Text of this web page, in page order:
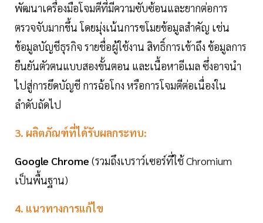
พัฒนาเครื่องมือโจมตีที่มีความซับซ้อนและยากต่อการ
ตรวจจับมากขึ้น โดยมุ่งเน้นการขโมยข้อมูลสำคัญ เช่น
ข้อมูลบัญชีธุรกิจ รายชื่อผู้ใช้งาน สิทธิ์การเข้าถึง ข้อมูลการ
ยืนยันตัวตนแบบสองขั้นตอน และเนื้อหาอีเมล ซึ่งอาจนำ
ไปสู่การยึดบัญชี การฉ้อโกง หรือการโจมตีต่อเนื่องใน
ลำดับถัดไป
3. ผลิตภัณฑ์ที่ได้รับผลกระทบ:
Google Chrome (รวมถึงเบราว์เซอร์ที่ใช้ Chromium
เป็นพื้นฐาน)
4. แนวทางการแก้ไข